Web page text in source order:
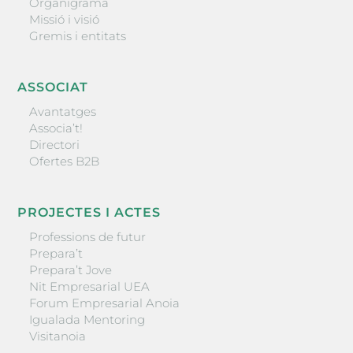
Missió i visió
Gremis i entitats
ASSOCIAT
Avantatges
Associa’t!
Directori
Ofertes B2B
PROJECTES I ACTES
Professions de futur
Prepara’t
Prepara’t Jove
Nit Empresarial UEA
Forum Empresarial Anoia
Igualada Mentoring
Visitanoia